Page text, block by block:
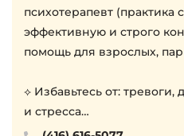
психотерапевт (практика
эффективную и строго
помощь для взрослых,
⟡ Избавьтесь от:
и стресса
⟡ Наладьте: отношения в